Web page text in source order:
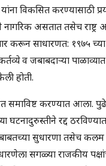
विकसित करण्यासाठी
असतात तसेच राष्ट्र
करून साधारणत: १९७५
व जबाबदाऱ्या
होती.
समाविष्ट करण्यात आला.
रद्द
सुधारणा तसेच
सगळ्या राजकीय